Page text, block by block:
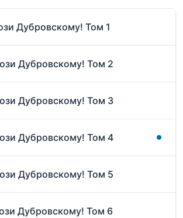
Дубровскому! Том 1
Дубровскому! Том 2
Дубровскому! Том 3
Дубровскому! Том 4
Дубровскому! Том 5
Дубровскому! Том 6